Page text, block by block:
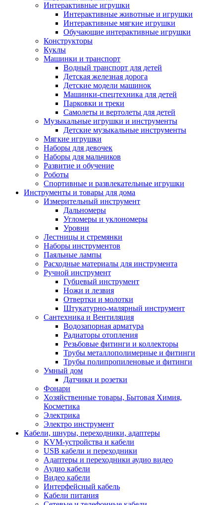
Интерактивные игрушки
Интерактивные животные и игрушки
Интерактивные мягкие игрушки
Обучающие интерактивные игрушки
Конструкторы
Куклы
Машинки и транспорт
Водный транспорт для детей
Детская железная дорога
Детские модели машинок
Машинки-спецтехника для детей
Парковки и треки
Самолеты и вертолеты для детей
Музыкальные игрушки и инструменты
Детские музыкальные инструменты
Мягкие игрушки
Наборы для девочек
Наборы для мальчиков
Развитие и обучение
Роботы
Спортивные и развлекательные игрушки
Инструменты и товары для дома
Измерительный инструмент
Дальномеры
Угломеры и уклономеры
Уровни
Лестницы и стремянки
Наборы инструментов
Паяльные лампы
Расходные материалы для инструмента
Ручной инструмент
Губцевый инструмент
Ножи и лезвия
Отвертки и молотки
Штукатурно-малярный инструмент
Сантехника и Вентиляция
Водозапорная арматура
Радиаторы отопления
Резьбовые фитинги и коллекторы
Трубы металлополимерные и фитинги
Трубы полипропиленовые и фитинги
Умный дом
Датчики и розетки
Фонари
Хозяйственные товары, Бытовая Химия,
Косметика
Электрика
Электро инструмент
Кабели, шнуры, переходники, адаптеры
KVM-устройства и кабели
USB кабели и переходники
Адаптеры и переходники аудио видео
Аудио кабели
Видео кабели
Интерфейсный кабель
Кабели питания